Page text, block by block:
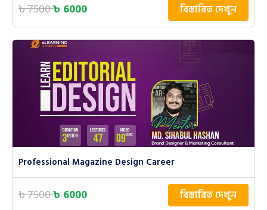
৳ 7500৳ 6000 বিস্তারিত দেখুন
Professional Magazine Design Career
৳ 7500৳ 6000 বিস্তারিত দেখুন